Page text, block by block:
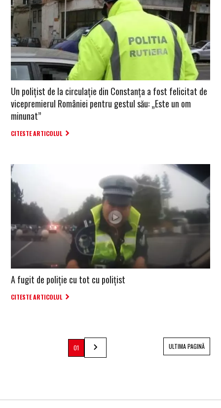
Un polițist de la circulație din Constanța a fost felicitat de
vicepremierul României pentru gestul său: „Este un om
minunat”
CITESTE ARTICOLUL
A fugit de poliție cu tot cu polițist
CITESTE ARTICOLUL
01 ULTIMA PAGINĂ